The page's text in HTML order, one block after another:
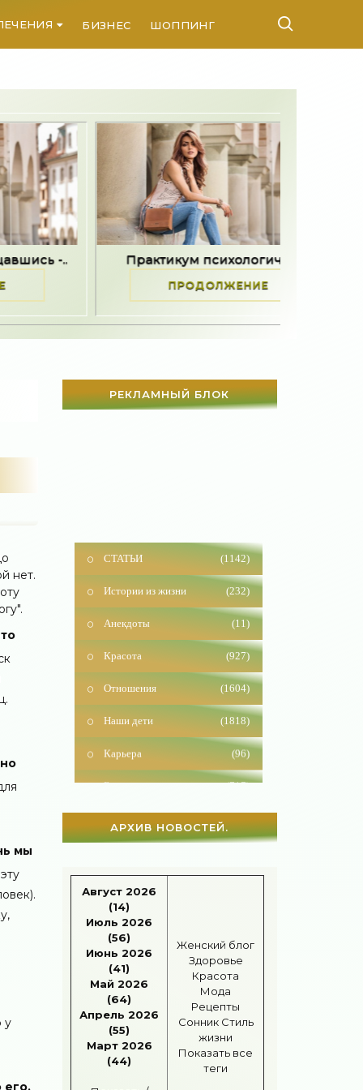
БИЗНЕС ШОППИНГ
Практикум психологической..
ПРОДОЛЖЕНИЕ
нет.
мы
у
его.
РЕКЛАМНЫЙ БЛОК
СТАТЬИ (1142)
Истории из жизни (232)
Анекдоты (11)
Красота (927)
Отношения (1604)
Наши дети (1818)
Карьера (96)
Бизнес (717)
Шоппинг (47)
Отдых
Здоровье
Гороскоп (56)
Тесты онлайн (1464)
Дом
Беременность (124)
АРХИВ НОВОСТЕЙ.
Август 2026
(14)
Июль 2026
(56)
Июнь 2026
(41)
Май 2026
(64)
Апрель 2026
(55)
Март 2026
(44)
Женский блог
Здоровье
Красота
Мода
Рецепты
Сонник Стиль
жизни
Показать все
теги